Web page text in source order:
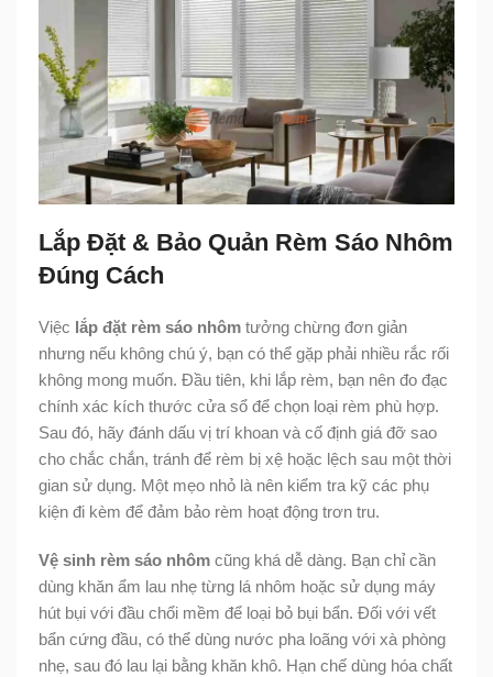
Lắp Đặt & Bảo Quản Rèm Sáo Nhôm
Đúng Cách
Việc lắp đặt rèm sáo nhôm tưởng chừng đơn giản
nhưng nếu không chú ý, bạn có thể gặp phải nhiều rắc rối
không mong muốn. Đầu tiên, khi lắp rèm, bạn nên đo đạc
chính xác kích thước cửa sổ để chọn loại rèm phù hợp.
Sau đó, hãy đánh dấu vị trí khoan và cố định giá đỡ sao
cho chắc chắn, tránh để rèm bị xệ hoặc lệch sau một thời
gian sử dụng. Một mẹo nhỏ là nên kiểm tra kỹ các phụ
kiện đi kèm để đảm bảo rèm hoạt động trơn tru.
Vệ sinh rèm sáo nhôm cũng khá dễ dàng. Bạn chỉ cần
dùng khăn ẩm lau nhẹ từng lá nhôm hoặc sử dụng máy
hút bụi với đầu chổi mềm để loại bỏ bụi bẩn. Đối với vết
bẩn cứng đầu, có thể dùng nước pha loãng với xà phòng
nhẹ, sau đó lau lại bằng khăn khô. Hạn chế dùng hóa chất